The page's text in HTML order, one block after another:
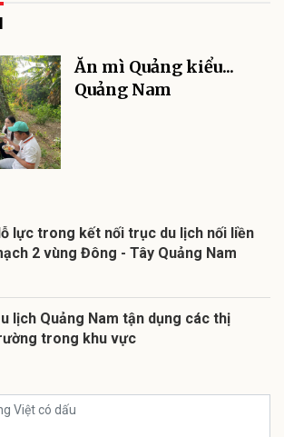
Ăn mì Quảng kiểu...
Quảng Nam
lực trong kết nối trục du lịch nối liền
2 vùng Đông - Tây Quảng Nam
lịch Quảng Nam tận dụng các thị
trong khu vực